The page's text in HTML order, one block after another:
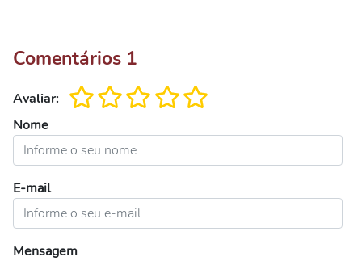
Comentários 1
Avaliar:
Nome
E-mail
Mensagem